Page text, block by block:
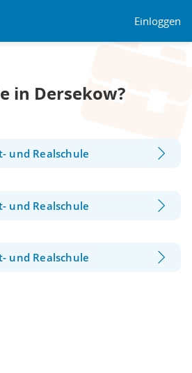
Einloggen
in Dersekow?
und Realschule
und Realschule
und Realschule